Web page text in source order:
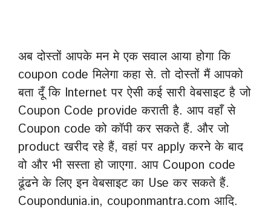
अब दोस्तों आपके मन मे एक सवाल आया होगा कि
coupon code मिलेगा कहा से. तो दोस्तों मैं आपको
बता दूँ कि Internet पर ऐसी कई सारी वेबसाइट है जो
Coupon Code provide कराती है. आप वहाँ से
Coupon code को कॉपी कर सकते हैं. और जो
product खरीद रहे हैं, वहां पर apply करने के बाद
वो और भी सस्ता हो जाएगा. आप Coupon code
ढूंढने के लिए इन वेबसाइट का Use कर सकते हैं.
Coupondunia.in, couponmantra.com आदि.